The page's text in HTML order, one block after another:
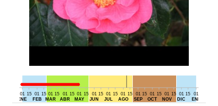
01
ENE
15
01
FEB
15 01
MAR
15
01
ABR
15 01
MAY
15
01
JUN
15
01
JUL
15
01
AGO
15
01
SEP
15
01
OCT
15
01
NOV
15 01
DIC
15
01
ENE